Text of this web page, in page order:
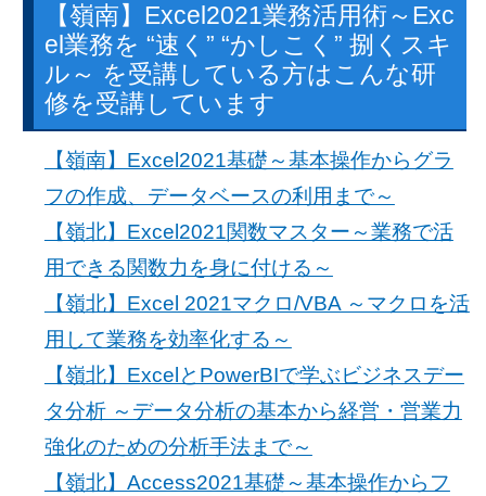
【嶺南】Excel2021業務活用術～Exc
el業務を “速く” “かしこく” 捌くスキ
ル～ を受講している方はこんな研
修を受講しています
【嶺南】Excel2021基礎～基本操作からグラ
フの作成、データベースの利用まで～
【嶺北】Excel2021関数マスター～業務で活
用できる関数力を身に付ける～
【嶺北】Excel 2021マクロ/VBA ～マクロを活
用して業務を効率化する～
【嶺北】ExcelとPowerBIで学ぶビジネスデー
タ分析 ～データ分析の基本から経営・営業力
強化のための分析手法まで～
【嶺北】Access2021基礎～基本操作からフ